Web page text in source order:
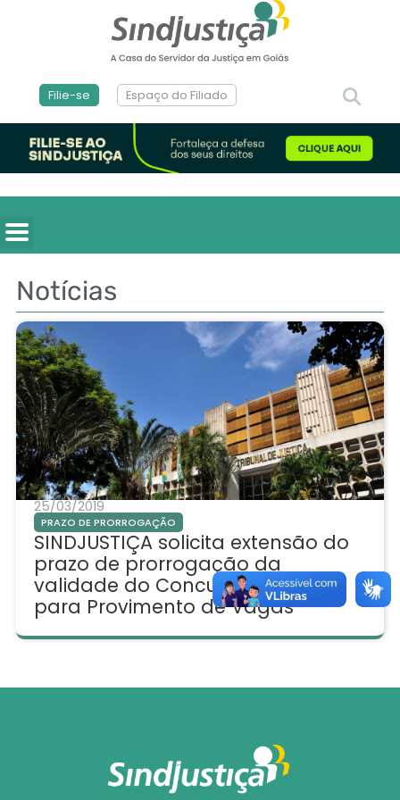
Filie-se Espaço do Filiado
Notícias
25/03/2019
PRAZO DE PRORROGAÇÃO
SINDJUSTIÇA solicita extensão do
prazo de prorrogação da
validade do Concurso Unificado
para Provimento de Vagas